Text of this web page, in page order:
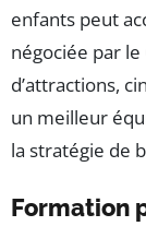
enfants peut
négociée par le
d’attractions,
un meilleur
la stratégie de
Formation